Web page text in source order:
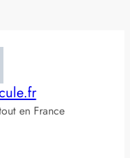
en France